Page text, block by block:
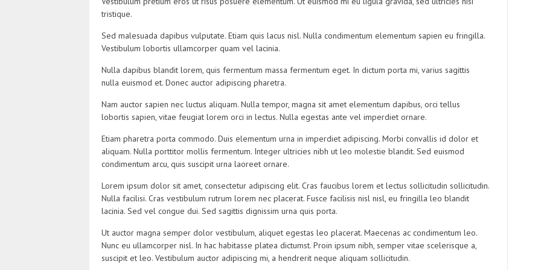
tristique.
Sed malesuada dapibus vulputate. Etiam quis lacus nisl. Nulla condimentum elementum sapien eu fringilla.
Vestibulum lobortis ullamcorper quam vel lacinia.
Nulla dapibus blandit lorem, quis fermentum massa fermentum eget. In dictum porta mi, varius sagittis
nulla euismod et. Donec auctor adipiscing pharetra.
Nam auctor sapien nec luctus aliquam. Nulla tempor, magna sit amet elementum dapibus, orci tellus
lobortis sapien, vitae feugiat lorem orci in lectus. Nulla egestas ante vel imperdiet ornare.
Etiam pharetra porta commodo. Duis elementum urna in imperdiet adipiscing. Morbi convallis id dolor et
aliquam. Nulla porttitor mollis fermentum. Integer ultricies nibh ut leo molestie blandit. Sed euismod
condimentum arcu, quis suscipit urna laoreet ornare.
Lorem ipsum dolor sit amet, consectetur adipiscing elit. Cras faucibus lorem et lectus sollicitudin sollicitudin.
Nulla facilisi. Cras vestibulum rutrum lorem nec placerat. Fusce facilisis nisl nisl, eu fringilla leo blandit
lacinia. Sed vel congue dui. Sed sagittis dignissim urna quis porta.
Ut auctor magna semper dolor vestibulum, aliquet egestas leo placerat. Maecenas ac condimentum leo.
Nunc eu ullamcorper nisl. In hac habitasse platea dictumst. Proin ipsum nibh, semper vitae scelerisque a,
suscipit et leo. Vestibulum auctor adipiscing mi, a hendrerit neque aliquam sollicitudin.